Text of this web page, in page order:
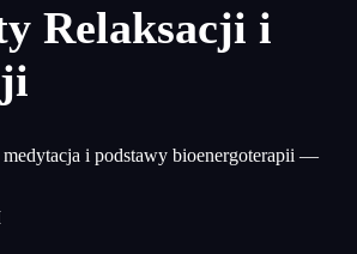
Relaksacji i
i podstawy bioenergoterapii —